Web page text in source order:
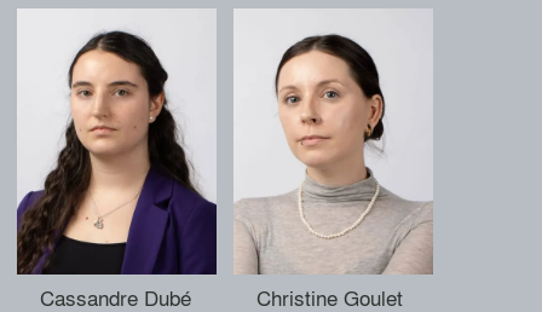
Cassandre Dubé Christine Goulet